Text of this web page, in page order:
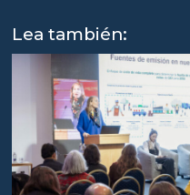
Lea también: